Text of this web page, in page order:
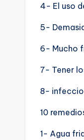
4- El uso
5-
6- Mucho
7- Tener
8-
10
1- Agua